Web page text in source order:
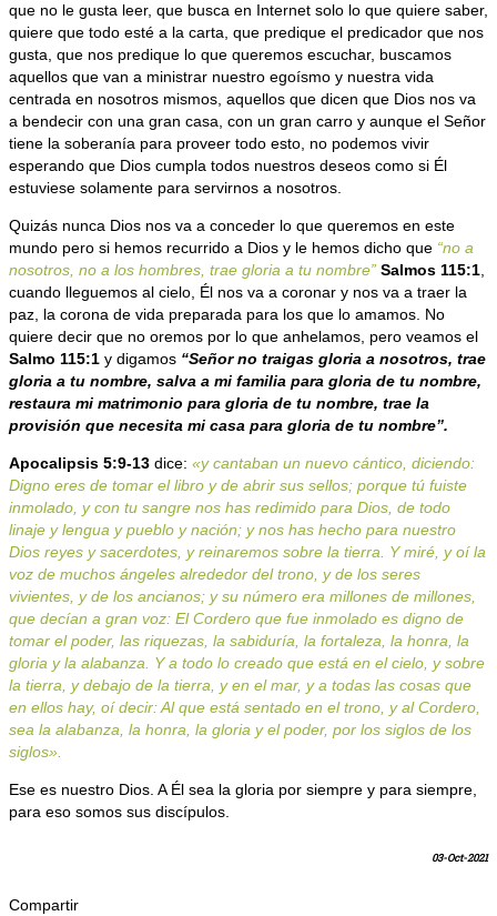
que no le gusta leer, que busca en Internet solo lo que quiere saber,
quiere que todo esté a la carta, que predique el predicador que nos
gusta, que nos predique lo que queremos escuchar, buscamos
aquellos que van a ministrar nuestro egoísmo y nuestra vida
centrada en nosotros mismos, aquellos que dicen que Dios nos va
a bendecir con una gran casa, con un gran carro y aunque el Señor
tiene la soberanía para proveer todo esto, no podemos vivir
esperando que Dios cumpla todos nuestros deseos como si Él
estuviese solamente para servirnos a nosotros.
Quizás nunca Dios nos va a conceder lo que queremos en este
mundo pero si hemos recurrido a Dios y le hemos dicho que “no a
nosotros, no a los hombres, trae gloria a tu nombre” Salmos 115:1,
cuando lleguemos al cielo, Él nos va a coronar y nos va a traer la
paz, la corona de vida preparada para los que lo amamos. No
quiere decir que no oremos por lo que anhelamos, pero veamos el
Salmo 115:1 y digamos “Señor no traigas gloria a nosotros, trae
gloria a tu nombre, salva a mi familia para gloria de tu nombre,
restaura mi matrimonio para gloria de tu nombre, trae la
provisión que necesita mi casa para gloria de tu nombre”.
Apocalipsis 5:9-13 dice: «y cantaban un nuevo cántico, diciendo:
Digno eres de tomar el libro y de abrir sus sellos; porque tú fuiste
inmolado, y con tu sangre nos has redimido para Dios, de todo
linaje y lengua y pueblo y nación; y nos has hecho para nuestro
Dios reyes y sacerdotes, y reinaremos sobre la tierra. Y miré, y oí la
voz de muchos ángeles alrededor del trono, y de los seres
vivientes, y de los ancianos; y su número era millones de millones,
que decían a gran voz: El Cordero que fue inmolado es digno de
tomar el poder, las riquezas, la sabiduría, la fortaleza, la honra, la
gloria y la alabanza. Y a todo lo creado que está en el cielo, y sobre
la tierra, y debajo de la tierra, y en el mar, y a todas las cosas que
en ellos hay, oí decir: Al que está sentado en el trono, y al Cordero,
sea la alabanza, la honra, la gloria y el poder, por los siglos de los
siglos».
Ese es nuestro Dios. A Él sea la gloria por siempre y para siempre,
para eso somos sus discípulos.
03-Oct-2021
Compartir